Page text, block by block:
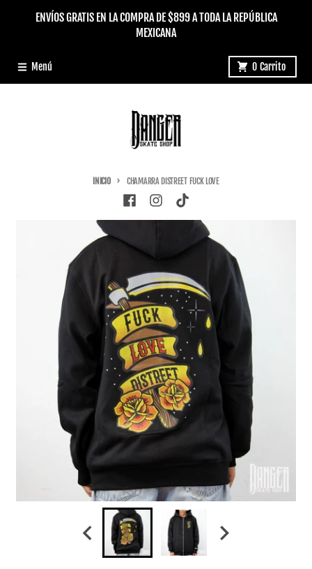
Ir directamente al contenido
ENVÍOS GRATIS EN LA COMPRA DE $899 A TODA LA REPÚBLICA
MEXICANA
Menú 0 Carrito
INICIO CHAMARRA DISTREET FUCK LOVE
Ir directamente a la información del producto